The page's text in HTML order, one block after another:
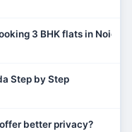
3 BHK flats in Noida?
Step by Step
better privacy?